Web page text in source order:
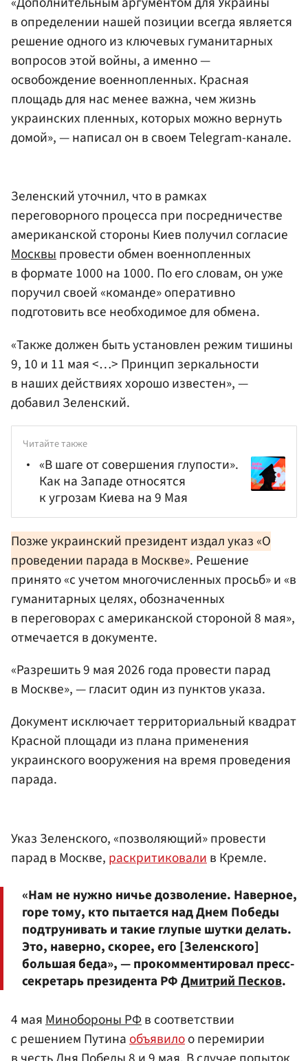
в определении нашей позиции всегда является
решение одного из ключевых гуманитарных
вопросов этой войны, а именно —
освобождение военнопленных. Красная
площадь для нас менее важна, чем жизнь
украинских пленных, которых можно вернуть
домой», — написал он в своем Telegram-канале.
Зеленский уточнил, что в рамках
переговорного процесса при посредничестве
американской стороны Киев получил согласие
Москвыпровести обмен военнопленных
в формате 1000 на 1000. По его словам, он уже
поручил своей «команде» оперативно
подготовить все необходимое для обмена.
«Также должен быть установлен режим тишины
9, 10 и 11 мая <…> Принцип зеркальности
в наших действиях хорошо известен», —
добавил Зеленский.
Читайте также
«В шаге от совершения глупости».
Как на Западе относятся
к угрозам Киева на 9 Мая
Позже украинский президент издал указ «О
проведении парада в Москве». Решение
принято «с учетом многочисленных просьб» и «в
гуманитарных целях, обозначенных
в переговорах с американской стороной 8 мая»,
отмечается в документе.
«Разрешить 9 мая 2026 года провести парад
в Москве», — гласит один из пунктов указа.
Документ исключает территориальный квадрат
Красной площади из плана применения
украинского вооружения на время проведения
парада.
Указ Зеленского, «позволяющий» провести
парад в Москве, раскритиковали в Кремле.
«Нам не нужно ничье дозволение. Наверное,
горе тому, кто пытается над Днем Победы
подтрунивать и такие глупые шутки делать.
Это, наверно, скорее, его [Зеленского]
большая беда», — прокомментировал пресс-
секретарь президента РФДмитрий Песков.
4 маяМинобороны РФв соответствии
с решением Путинаобъявилоо перемирии